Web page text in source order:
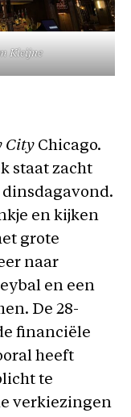
Kleijne
City Chicago.
staat zacht
en kijken
grote
naar
en een
De 28-
financiële
heeft
te
verkiezingen